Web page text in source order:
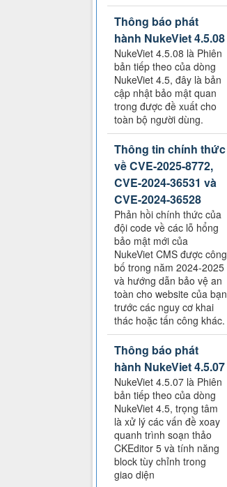
Thông báo phát
hành NukeViet 4.5.08
NukeViet 4.5.08 là Phiên
bản tiếp theo của dòng
NukeViet 4.5, đây là bản
cập nhật bảo mật quan
trong được đề xuất cho
toàn bộ người dùng.
Thông tin chính thức
về CVE-2025-8772,
CVE-2024-36531 và
CVE-2024-36528
Phản hồi chính thức của
đội code về các lỗ hổng
bảo mật mới của
NukeViet CMS được công
bố trong năm 2024-2025
và hướng dẫn bảo vệ an
toàn cho website của bạn
trước các nguy cơ khai
thác hoặc tấn công khác.
Thông báo phát
hành NukeViet 4.5.07
NukeViet 4.5.07 là Phiên
bản tiếp theo của dòng
NukeViet 4.5, trọng tâm
là xử lý các vấn đề xoay
quanh trình soạn thảo
CKEditor 5 và tính năng
block tùy chỉnh trong
giao diện